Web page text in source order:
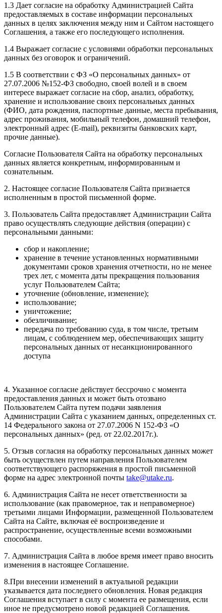
1.3 Дает согласие на обработку Администрацией Сайта
предоставляемых в составе информации персональных
данных в целях заключения между ним и Сайтом настоящего
Соглашения, а также его последующего исполнения.
1.4 Выражает согласие с условиями обработки персональных
данных без оговорок и ограничений.
1.5 В соответствии с ФЗ «О персональных данных» от
27.07.2006 №152-ФЗ свободно, своей волей и в своем
интересе выражает согласие на сбор, анализ, обработку,
хранение и использование своих персональных данных
(ФИО, дата рождения, паспортные данные, места пребывания,
адрес проживания, мобильный телефон, домашний телефон,
электронный адрес (E-mail), реквизиты банковских карт,
прочие данные).
Согласие Пользователя Сайта на обработку персональных
данных является конкретным, информированным и
сознательным.
2. Настоящее согласие Пользователя Сайта признается
исполненным в простой письменной форме.
3. Пользователь Сайта предоставляет Администрации Сайта
право осуществлять следующие действия (операции) с
персональными данными:
сбор и накопление;
хранение в течение установленных нормативными
документами сроков хранения отчетности, но не менее
трех лет, с момента даты прекращения пользования
услуг Пользователем Сайта;
уточнение (обновление, изменение);
использование;
уничтожение;
обезличивание;
передача по требованию суда, в том числе, третьим
лицам, с соблюдением мер, обеспечивающих защиту
персональных данных от несанкционированного
доступа
4. Указанное согласие действует бессрочно с момента
предоставления данных и может быть отозвано
Пользователем Сайта путем подачи заявления
Администрации Сайта с указанием данных, определенных ст.
14 Федерального закона от 27.07.2006 N 152-ФЗ «О
персональных данных» (ред. от 22.02.2017г.).
5. Отзыв согласия на обработку персональных данных может
быть осуществлен путем направления Пользователем
соответствующего распоряжения в простой письменной
форме на адрес электронной почты take@utake.ru.
6. Администрация Сайта не несет ответственности за
использование (как правомерное, так и неправомерное)
третьими лицами Информации, размещенной Пользователем
Сайта на Сайте, включая её воспроизведение и
распространение, осуществленные всеми возможными
способами.
7. Администрация Сайта в любое время имеет право вносить
изменения в настоящее Соглашение.
8.При внесении изменений в актуальной редакции
указывается дата последнего обновления. Новая редакция
Соглашения вступает в силу с момента ее размещения, если
иное не предусмотрено новой редакцией Соглашения.